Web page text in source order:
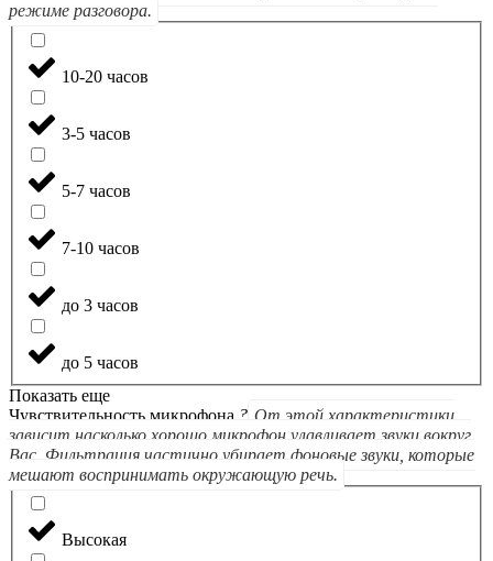
режиме разговора.
10-20 часов
3-5 часов
5-7 часов
7-10 часов
до 3 часов
до 5 часов
Показать еще
Чувствительность микрофона ? От этой характеристики
зависит насколько хорошо микрофон улавливает звуки вокруг
Вас. Фильтрация частично убирает фоновые звуки, которые
мешают воспринимать окружающую речь.
Высокая